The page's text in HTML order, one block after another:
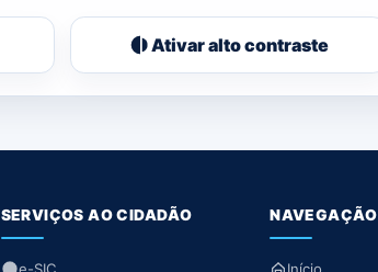
Ativar alto contraste
SERVIÇOS AO CIDADÃO NAVEGAÇÃO